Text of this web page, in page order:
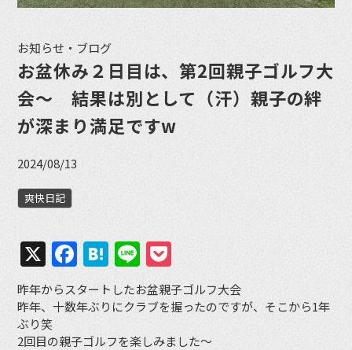
お知らせ・ブログ
お盆休み２日目は、第2回親子ゴルフ大
会〜 結果は別として（汗）親子の絆
が深まり満足ですw
2024/08/13
爽快日記
X Facebook
Hatena
Line
昨年からスタートしたお盆親子ゴルフ大会
昨年、十数年ぶりにクラブを握ったのですが、そこから1年
ぶり笑
2回目の親子ゴルフを楽しみました〜